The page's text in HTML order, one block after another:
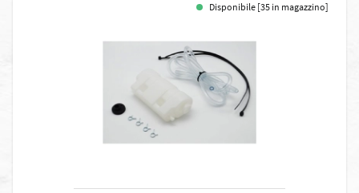
Disponibile [35 in magazzino]